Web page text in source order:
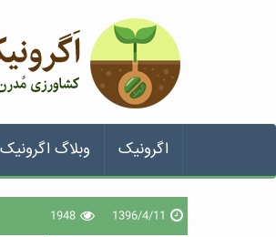
اگرونیک وبلاگ اگرونیک
1396/4/11
1948